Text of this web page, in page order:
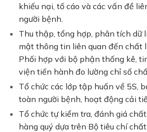
khiếu nại, tố cáo và các vấn đề
người bệnh.
Thu thập, tổng hợp, phân tích dữ
mật thông tin liên quan đến chất
Phối hợp với bộ phận thống kê,
viện tiến hành đo lường chỉ số
Tổ chức các lớp tập huấn về 5S,
toàn người bệnh, hoạt động cải
Tổ chức tự kiểm tra, đánh giá
hàng quý dựa trên Bộ tiêu chí